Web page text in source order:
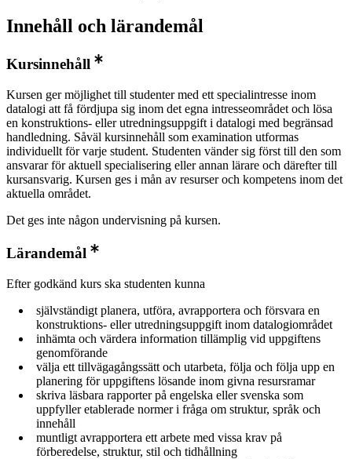
Innehåll och lärandemål
Kursinnehåll
Kursen ger möjlighet till studenter med ett specialintresse inom
datalogi att få fördjupa sig inom det egna intresseområdet och lösa
en konstruktions- eller utredningsuppgift i datalogi med begränsad
handledning. Såväl kursinnehåll som examination utformas
individuellt för varje student. Studenten vänder sig först till den som
ansvarar för aktuell specialisering eller annan lärare och därefter till
kursansvarig. Kursen ges i mån av resurser och kompetens inom det
aktuella området.
Det ges inte någon undervisning på kursen.
Lärandemål
Efter godkänd kurs ska studenten kunna
självständigt planera, utföra, avrapportera och försvara en
konstruktions- eller utredningsuppgift inom datalogiområdet
inhämta och värdera information tillämplig vid uppgiftens
genomförande
välja ett tillvägagångssätt och utarbeta, följa och följa upp en
planering för uppgiftens lösande inom givna resursramar
skriva läsbara rapporter på engelska eller svenska som
uppfyller etablerade normer i fråga om struktur, språk och
innehåll
muntligt avrapportera ett arbete med vissa krav på
förberedelse, struktur, stil och tidhållning